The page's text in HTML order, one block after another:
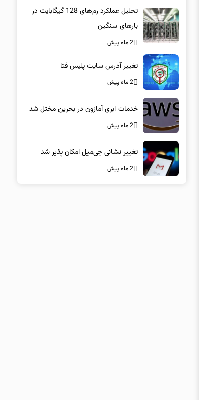
تحلیل عملکرد رم‌های 128 گیگابایت در
بارهای سنگین
2 ماه پیش
تغییر آدرس سایت پلیس فتا
2 ماه پیش
خدمات ابری آمازون در بحرین مختل شد
2 ماه پیش
تغییر نشانی جی‌میل امکان پذیر شد
2 ماه پیش